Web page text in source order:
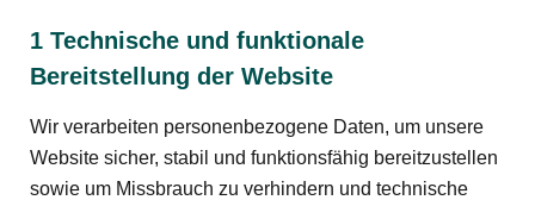
1 Technische und funktionale
Bereitstellung der Website
Wir verarbeiten personenbezogene Daten, um unsere
Website sicher, stabil und funktionsfähig bereitzustellen
sowie um Missbrauch zu verhindern und technische